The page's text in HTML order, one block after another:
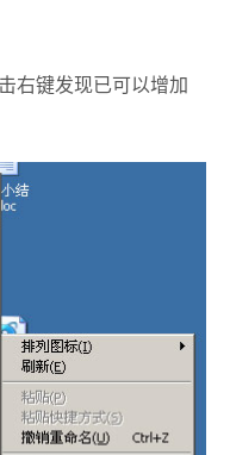
右键发现已可以增加